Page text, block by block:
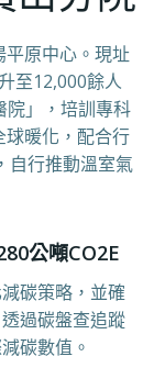
平原中心。現址
至12,000餘人
院」，培訓專科
暖化，配合行
自行推動溫室氣
公噸CO2E
碳策略，並確
過碳盤查追蹤
碳數值。